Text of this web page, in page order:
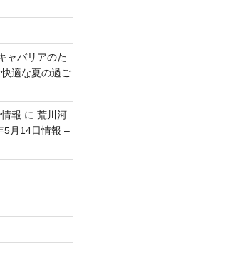
ャバリアのた
適な夏の過ご
報 に 荒川河
月14日情報 –